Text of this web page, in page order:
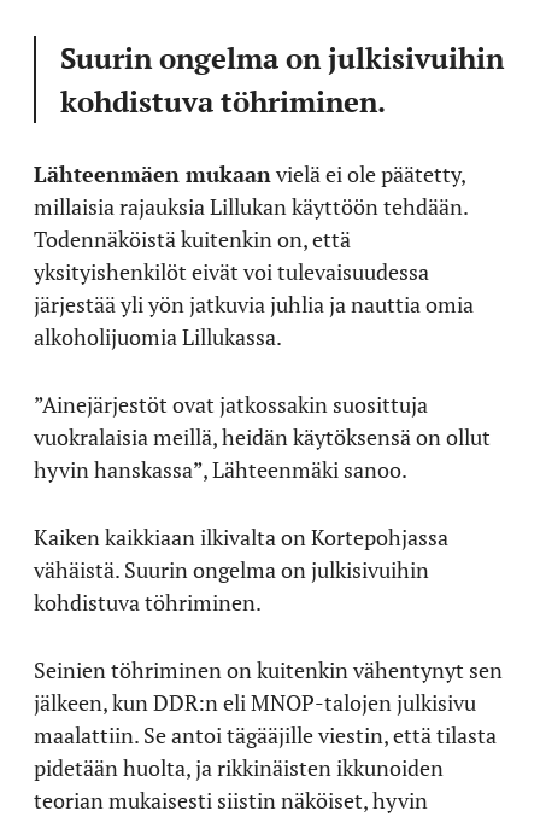
Suurin ongelma on julkisivuihin
kohdistuva töhriminen.
Lähteenmäen mukaanvielä ei ole päätetty,
millaisia rajauksia Lillukan käyttöön tehdään.
Todennäköistä kuitenkin on, että
yksityishenkilöt eivät voi tulevaisuudessa
järjestää yli yön jatkuvia juhlia ja nauttia omia
alkoholijuomia Lillukassa.
”Ainejärjestöt ovat jatkossakin suosittuja
vuokralaisia meillä, heidän käytöksensä on ollut
hyvin hanskassa”, Lähteenmäki sanoo.
Kaiken kaikkiaan ilkivalta on Kortepohjassa
vähäistä. Suurin ongelma on julkisivuihin
kohdistuva töhriminen.
Seinien töhriminen on kuitenkin vähentynyt sen
jälkeen, kun DDR:n eli MNOP-talojen julkisivu
maalattiin. Se antoi tägääjille viestin, että tilasta
pidetään huolta, ja rikkinäisten ikkunoiden
teorian mukaisesti siistin näköiset, hyvin